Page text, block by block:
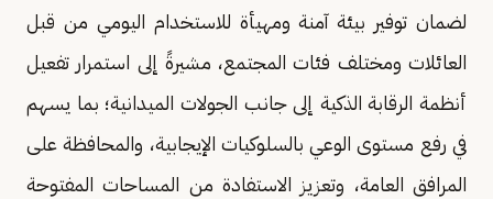
لضمان توفير بيئة آمنة ومهيأة للاستخدام اليومي من قبل
العائلات ومختلف فئات المجتمع، مشيرةً إلى استمرار تفعيل
أنظمة الرقابة الذكية إلى جانب الجولات الميدانية؛ بما يسهم
في رفع مستوى الوعي بالسلوكيات الإيجابية، والمحافظة على
المرافق العامة، وتعزيز الاستفادة من المساحات المفتوحة